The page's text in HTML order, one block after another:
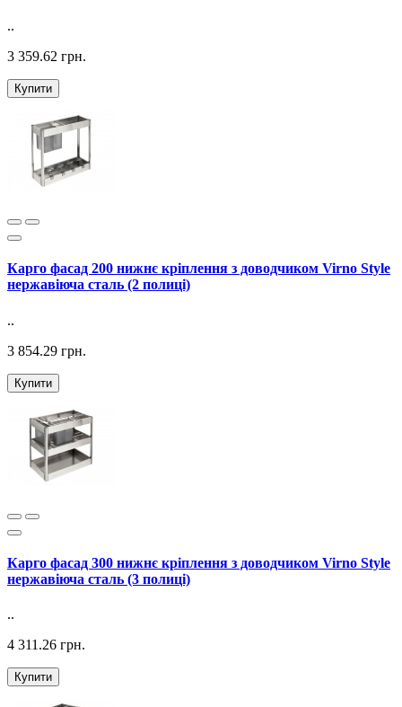
..
3 359.62 грн.
Купити
Карго фасад 200 нижнє кріплення з доводчиком Virno Style
нержавіюча сталь (2 полиці)
..
3 854.29 грн.
Купити
Карго фасад 300 нижнє кріплення з доводчиком Virno Style
нержавіюча сталь (3 полиці)
..
4 311.26 грн.
Купити